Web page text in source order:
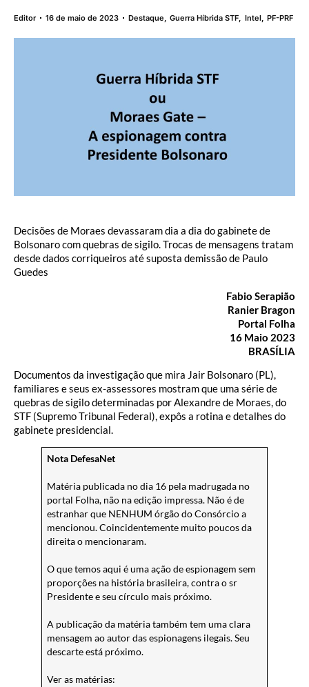
Editor 16 de maio de 2023 Destaque,Guerra Híbrida STF, Intel, PF-PRF
Decisões de Moraes devassaram dia a dia do gabinete de
Bolsonaro com quebras de sigilo. Trocas de mensagens tratam
desde dados corriqueiros até suposta demissão de Paulo
Guedes
Fabio Serapião
Ranier Bragon
Portal Folha
16 Maio 2023
BRASÍLIA
Documentos da investigação que mira Jair Bolsonaro (PL),
familiares e seus ex-assessores mostram que uma série de
quebras de sigilo determinadas por Alexandre de Moraes, do
STF (Supremo Tribunal Federal), expôs a rotina e detalhes do
gabinete presidencial.
Nota DefesaNet
Matéria publicada no dia 16 pela madrugada no
portal Folha, não na edição impressa. Não é de
estranhar que NENHUM órgão do Consórcio a
mencionou. Coincidentemente muito poucos da
direita o mencionaram.
O que temos aqui é uma ação de espionagem sem
proporções na história brasileira, contra o sr
Presidente e seu círculo mais próximo.
A publicação da matéria também tem uma clara
mensagem ao autor das espionagens ilegais. Seu
descarte está próximo.
Ver as matérias: